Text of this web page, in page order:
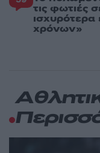
τις φωτιές
χρόνων»